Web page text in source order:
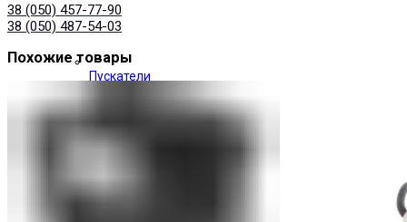
Пускатели
38 (050) 457-77-90
38 (050) 487-54-03
Похожие товары